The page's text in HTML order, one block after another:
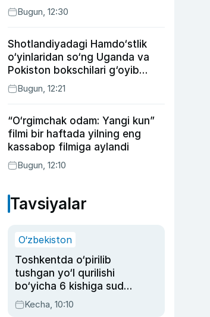
Bugun, 12:30
Shotlandiyadagi Hamdo‘stlik
o‘yinlaridan so‘ng Uganda va
Pokiston bokschilari g‘oyib
bo‘ldiBugun, 12:21
“O‘rgimchak odam: Yangi kun”
filmi bir haftada yilning eng
kassabop filmiga aylandi
Bugun, 12:10
Tavsiyalar
O‘zbekiston
Toshkentda o‘pirilib
tushgan yo‘l qurilishi
bo‘yicha 6 kishiga sud
hukmi o‘qildi
Kecha, 10:10